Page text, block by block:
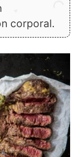
corporal.